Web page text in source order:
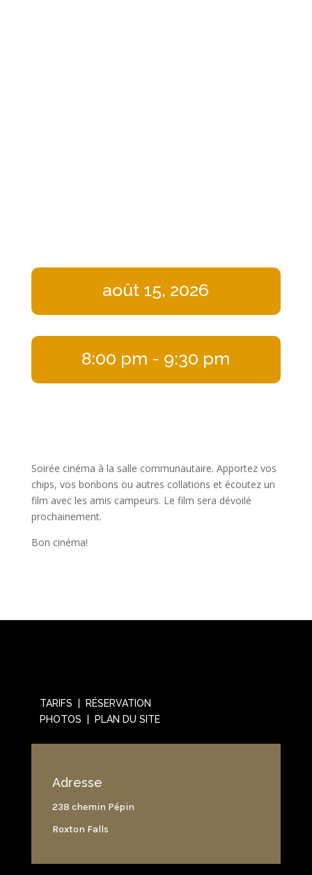
août 15, 2026
8:00 pm - 9:30 pm
Soirée cinéma à la salle communautaire. Apportez vos
chips, vos bonbons ou autres collations et écoutez un
film avec les amis campeurs. Le film sera dévoilé
prochainement.
Bon cinéma!
TARIFS | RÉSERVATION
PHOTOS | PLAN DU SITE
Adresse
238 chemin Pépin
Roxton Falls